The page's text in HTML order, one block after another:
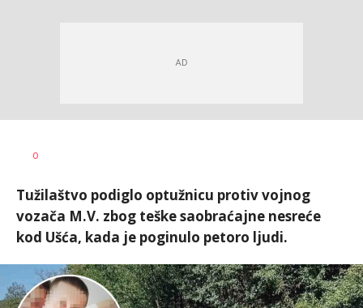
AUTOR
0
Tužilaštvo podiglo optužnicu protiv vojnog
vozača M.V. zbog teške saobraćajne nesreće
kod Ušća, kada je poginulo petoro ljudi.